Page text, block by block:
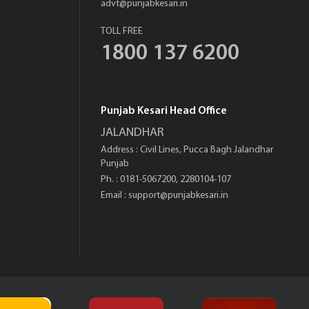
advt@punjabkesari.in
TOLL FREE
1800 137 6200
Punjab Kesari Head Office
JALANDHAR
Address : Civil Lines, Pucca Bagh Jalandhar
Punjab
Ph. : 0181-5067200, 2280104-107
Email : support@punjabkesari.in